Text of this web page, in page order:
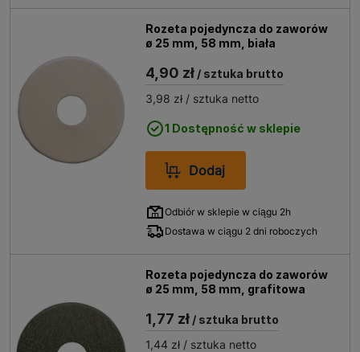
Rozeta pojedyncza do zaworów
ø 25 mm, 58 mm, biała
4,90 zł / sztuka brutto
3,98 zł / sztuka netto
1 Dostępność w sklepie
Dodaj
Odbiór w sklepie w ciągu 2h
Dostawa w ciągu 2 dni roboczych
Rozeta pojedyncza do zaworów
ø 25 mm, 58 mm, grafitowa
1,77 zł / sztuka brutto
1,44 zł / sztuka netto